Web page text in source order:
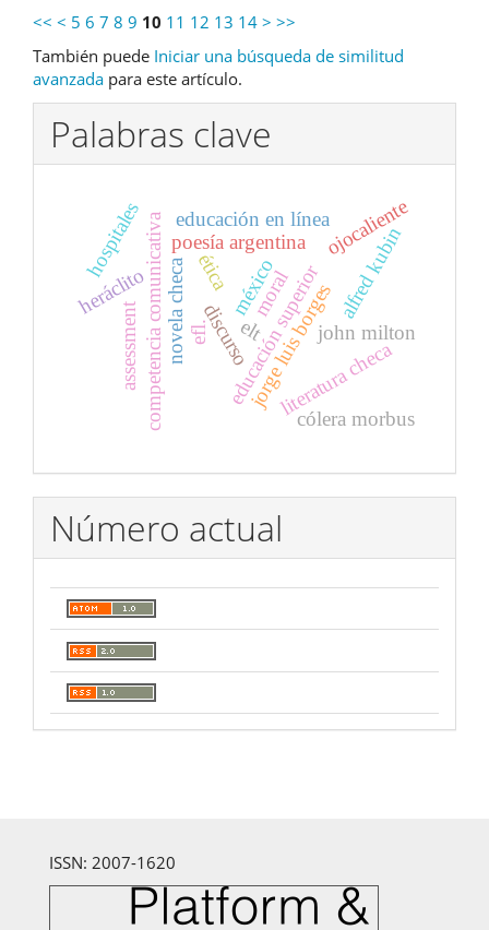
<< < 5 6 7 8 9 10 11 12 13 14 > >>
También puede Iniciar una búsqueda de similitud
avanzada para este artículo.
Palabras clave
discurso
competencia comunicativa educación superior
jorge luis borges
heráclito
john milton
poesía argentina
ética moral
méxico alfred kubin
novela checa
literatura checa
assessment elt
efl.
educación en línea
cólera morbus
ojocaliente
hospitales
Número actual
ISSN: 2007-1620